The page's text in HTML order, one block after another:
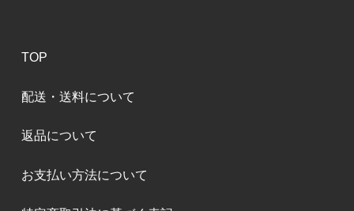
TOP
配送・送料について
返品について
お支払い方法について